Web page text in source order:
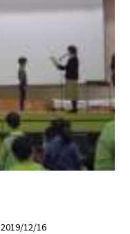
2019/12/16